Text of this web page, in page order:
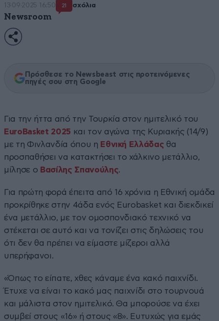
13·09·2025 16:50 21 σχόλια
Newsroom
Πρόσθεσε το Newsbeast στις προτεινόμενες
πηγές σου στη Google
Για την ήττα από την Τουρκία στον ημιτελικό του
EuroBasket 2025 και τον αγώνα της Κυριακής (14/9)
με τη Φινλανδία όπου η Εθνική Ελλάδας θα
προσπαθήσει να κατακτήσει το χάλκινο μετάλλιο,
μίλησε ο Βασίλης Σπανούλης.
Για πρώτη φορά έπειτα από 16 χρόνια η Εθνική ομάδα
προκρίθηκε στην 4άδα ενός Eurobasket και διεκδικεί
ένα μετάλλιο, με τον ομοσπονδιακό τεχνικό να
στέκεται σε αυτό και να τονίζει στις δηλώσεις του
ότι δεν θα πρέπει να είμαστε μίζεροι αλλά
υπερήφανοι.
«Όπως το είπατε, χθες κάναμε ένα κακό παιχνίδι.
Έτυχε να είναι το κακό μας παιχνίδι στο τουρνουά
και μάλιστα στον ημιτελικό. Θα μπορούσε να έχει
συμβεί στους «16» ή στους «8». Ευτυχώς για εμάς